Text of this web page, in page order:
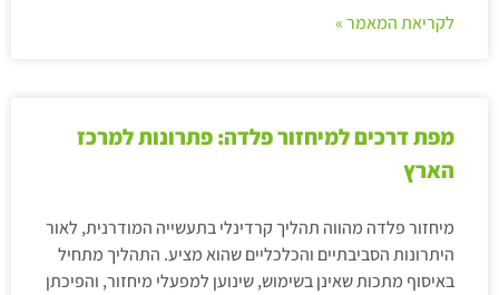
לקריאת המאמר »
מפת דרכים למיחזור פלדה: פתרונות למרכז
הארץ
מיחזור פלדה מהווה תהליך קרדינלי בתעשייה המודרנית, לאור
היתרונות הסביבתיים והכלכליים שהוא מציע. התהליך מתחיל
באיסוף מתכות שאינן בשימוש, שינוען למפעלי מיחזור, והפיכתן